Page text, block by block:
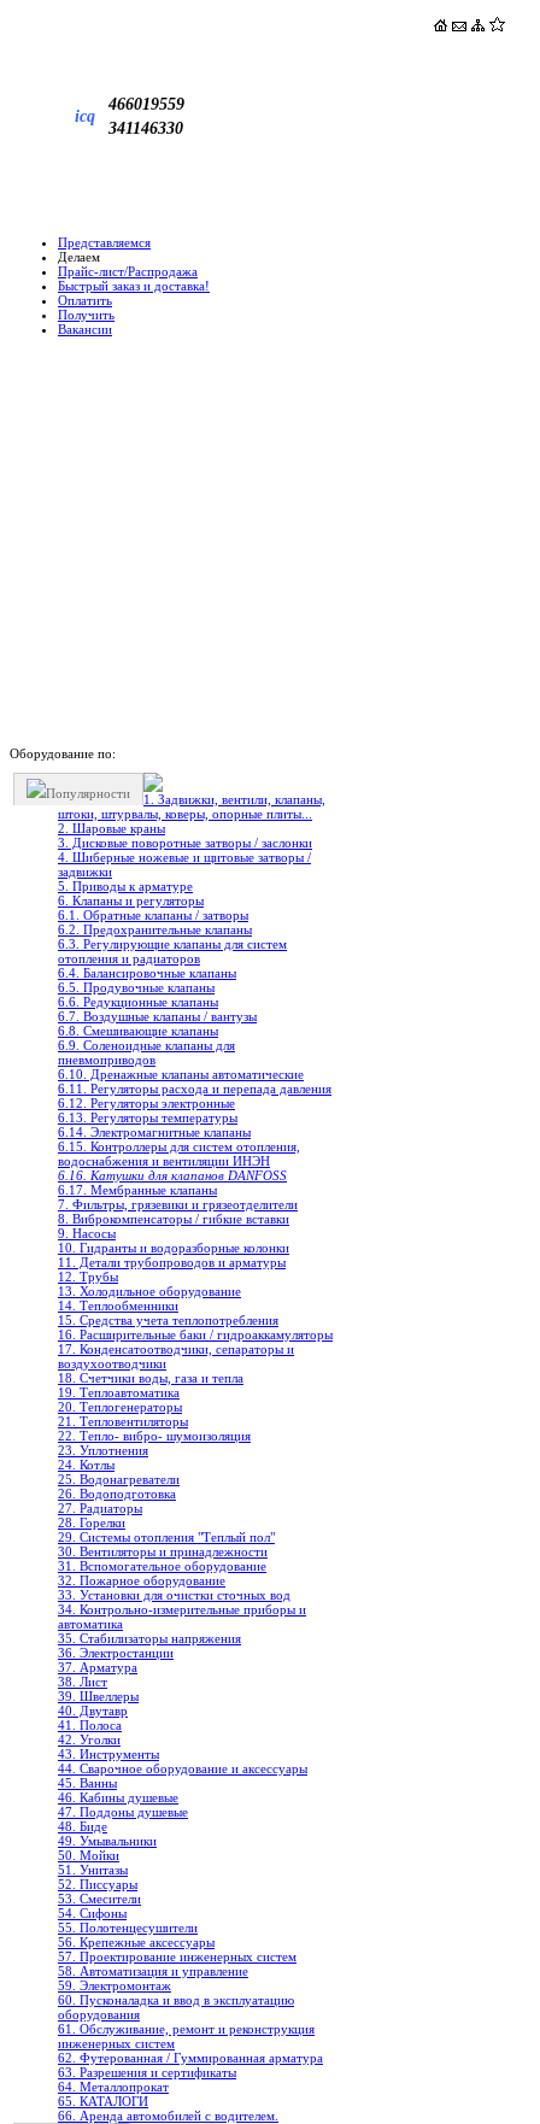
icq
466019559
341146330
Представляемся
Делаем
Прайс-лист/Распродажа
Быстрый заказ и доставка!
Оплатить
Получить
Вакансии
Оборудование по:
Популярности
1. Задвижки, вентили, клапаны,
штоки, штурвалы, коверы, опорные плиты...
2. Шаровые краны
3. Дисковые поворотные затворы / заслонки
4. Шиберные ножевые и щитовые затворы /
задвижки
5. Приводы к арматуре
6. Клапаны и регуляторы
6.1. Обратные клапаны / затворы
6.2. Предохранительные клапаны
6.3. Регулирующие клапаны для систем
отопления и радиаторов
6.4. Балансировочные клапаны
6.5. Продувочные клапаны
6.6. Редукционные клапаны
6.7. Воздушные клапаны / вантузы
6.8. Смешивающие клапаны
6.9. Соленоидные клапаны для
пневмоприводов
6.10. Дренажные клапаны автоматические
6.11. Регуляторы расхода и перепада давления
6.12. Регуляторы электронные
6.13. Регуляторы температуры
6.14. Электромагнитные клапаны
6.15. Контроллеры для систем отопления,
водоснабжения и вентиляции ИНЭН
6.16. Катушки для клапанов DANFOSS
6.17. Мембранные клапаны
7. Фильтры, грязевики и грязеотделители
8. Виброкомпенсаторы / гибкие вставки
9. Насосы
10. Гидранты и водоразборные колонки
11. Детали трубопроводов и арматуры
12. Трубы
13. Холодильное oборудование
14. Теплообменники
15. Средства учета теплопотребления
16. Расширительные баки / гидроаккамуляторы
17. Конденсатоотводчики, сепараторы и
воздухоотводчики
18. Счетчики воды, газа и тепла
19. Теплоавтоматика
20. Теплогенераторы
21. Тепловентиляторы
22. Тепло- вибро- шумоизоляция
23. Уплотнения
24. Котлы
25. Водонагреватели
26. Водоподготовка
27. Радиаторы
28. Горелки
29. Системы отопления "Теплый пол"
30. Вентиляторы и принадлежности
31. Вспомогательное оборудование
32. Пожарное оборудование
33. Установки для очистки сточных вод
34. Контрольно-измерительные приборы и
автоматика
35. Стабилизаторы напряжения
36. Электростанции
37. Арматура
38. Лист
39. Швеллеры
40. Двутавр
41. Полоса
42. Уголки
43. Инструменты
44. Сварочное оборудование и аксессуары
45. Ванны
46. Кабины душевые
47. Поддоны душевые
48. Биде
49. Умывальники
50. Мойки
51. Унитазы
52. Писсуары
53. Смесители
54. Сифоны
55. Полотенцесушители
56. Крепежные аксессуары
57. Проектирование инженерных систем
58. Автоматизация и управление
59. Электромонтаж
60. Пусконаладка и ввод в эксплуатацию
оборудования
61. Обслуживание, ремонт и реконструкция
инженерных систем
62. Футерованная / Гуммированная арматура
63. Разрешения и сертификаты
64. Металлопрокат
65. КАТАЛОГИ
66. Аренда автомобилей с водителем.